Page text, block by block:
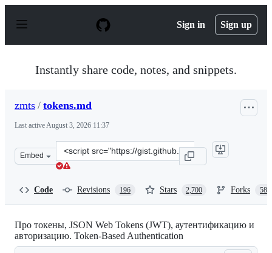
p
Sign in Sign up
Instantly share code, notes, and snippets.
zmts / tokens.md
Last activeAugust 3, 2026 11:37
Embed
Clone
this
Code Revisions 196 Stars 2,700 Forks 588
Про токены, JSON Web Tokens (JWT), аутентификацию и
авторизацию. Token-Based Authentication